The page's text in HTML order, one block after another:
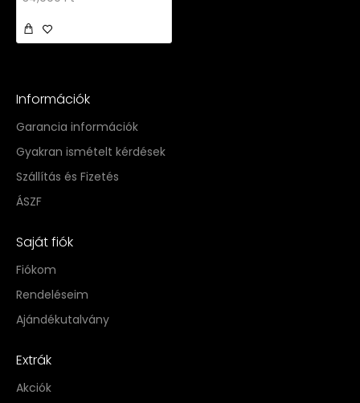
Információk
Garancia információk
Gyakran ismételt kérdések
Szállítás és Fizetés
ÁSZF
Saját fiók
Fiókom
Rendeléseim
Ajándékutalvány
Extrák
Akciók